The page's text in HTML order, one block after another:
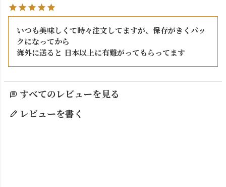
いつも美味しくて時々注文してますが、保存がきくパッ
クになってから
海外に送ると 日本以上に有難がってもらってます
すべてのレビューを見る
レビューを書く